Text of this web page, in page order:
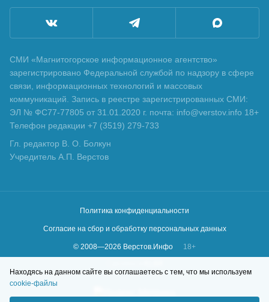
СМИ «Магнитогорское информационное агентство»
зарегистрировано Федеральной службой по надзору в сфере
связи, информационных технологий и массовых
коммуникаций. Запись в реестре зарегистрированных СМИ:
ЭЛ № ФС77-77805 от 31.01.2020 г. почта: info@verstov.info 18+
Телефон редакции +7 (3519) 279-733
Гл. редактор В. О. Болкун
Учредитель А.П. Верстов
Политика конфиденциальности
Согласие на сбор и обработку персональных данных
© 2008—2026 Верстов.Инфо
18+
Находясь на данном сайте вы соглашаетесь с тем, что мы используем
cookie-файлы